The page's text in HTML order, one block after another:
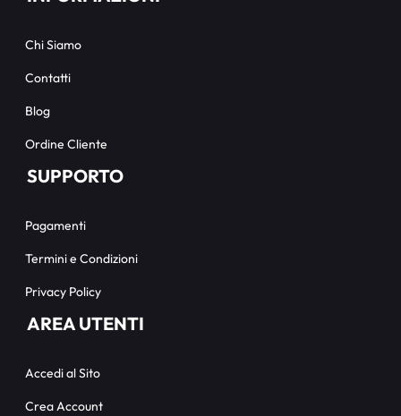
Chi Siamo
Contatti
Blog
Ordine Cliente
SUPPORTO
Pagamenti
Termini e Condizioni
Privacy Policy
AREA UTENTI
Accedi al Sito
Crea Account